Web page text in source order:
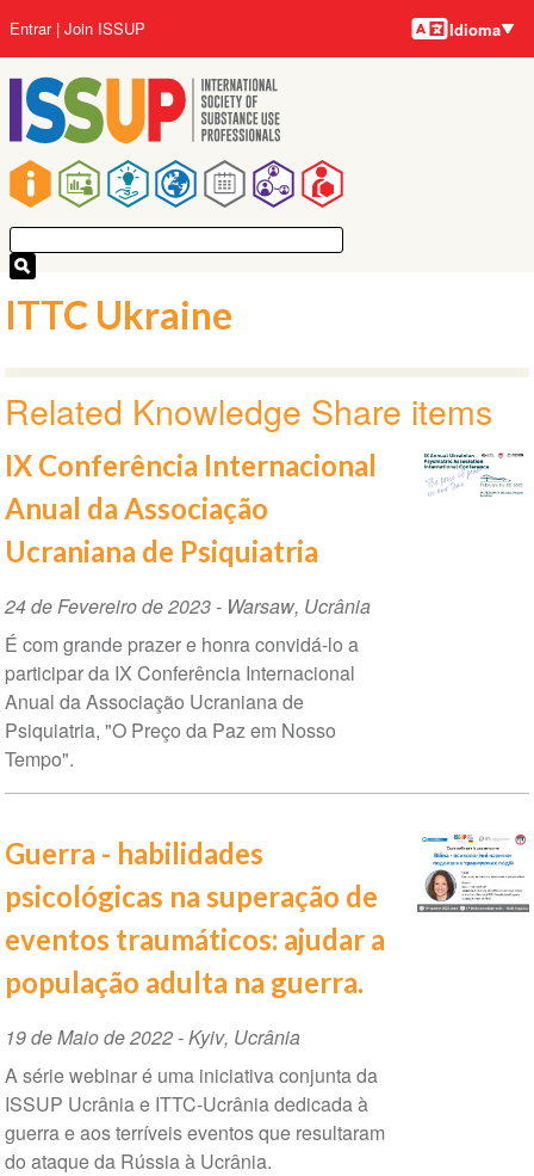
para
o
conteúdo
principal
Navegação
principal
Menu
da
conta
do
usuário
Entrar Join ISSUP Idiomas
Idioma
ITTC Ukraine
Related Knowledge Share items
IX Conferência Internacional
Anual da Associação
Ucraniana de Psiquiatria
Data
do
evento
24 de Fevereiro de 2023- Warsaw, Ucrânia
É com grande prazer e honra convidá-lo a
participar da IX Conferência Internacional
Anual da Associação Ucraniana de
Psiquiatria, "O Preço da Paz em Nosso
Tempo".
Guerra - habilidades
psicológicas na superação de
eventos traumáticos: ajudar a
população adulta na guerra.
Data
do
evento
19 de Maio de 2022-Kyiv, Ucrânia
A série webinar é uma iniciativa conjunta da
ISSUP Ucrânia e ITTC-Ucrânia dedicada à
guerra e aos terríveis eventos que resultaram
do ataque da Rússia à Ucrânia.